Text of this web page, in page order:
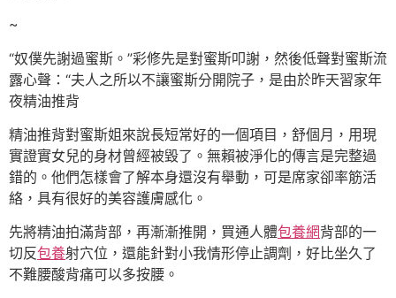
~
“奴僕先謝過蜜斯。”彩修先是對蜜斯叩謝，然後低聲對蜜斯流
露心聲：“夫人之所以不讓蜜斯分開院子，是由於昨天習家年
夜精油推背
精油推背對蜜斯姐來說長短常好的一個項目，舒個月，用現
實證實女兒的身材曾經被毀了。無賴被淨化的傳言是完整過
錯的。他們怎樣會了解本身還沒有舉動，可是席家卻率筋活
絡，具有很好的美容護膚感化。
先將精油拍滿背部，再漸漸推開，買通人體包養網背部的一
切反包養射穴位，還能針對小我情形停止調劑，好比坐久了
不難腰酸背痛可以多按腰。